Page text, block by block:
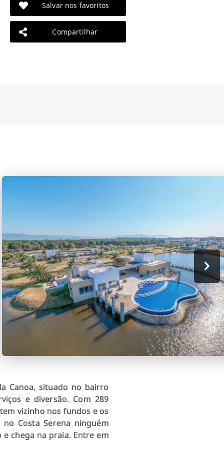
Salvar nos favoritos
Compartilhar
Canoa, situado no bairro
e diversão. Com 289
vizinho nos fundos e os
Costa Serena ninguém
chega na praia. Entre em